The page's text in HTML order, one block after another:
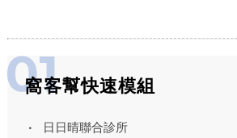
窩客幫快速模組
日日晴聯合診所